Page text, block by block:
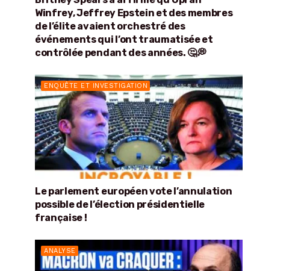
Winfrey, Jeffrey Epstein et des membres
de l’élite avaient orchestré des
événements qui l’ont traumatisée et
contrôlée pendant des années. 🤔💭
ENQUÊTE ET INVESTIGATION
Le parlement européen vote l’annulation
possible de l’élection présidentielle
française !
ANALYSE